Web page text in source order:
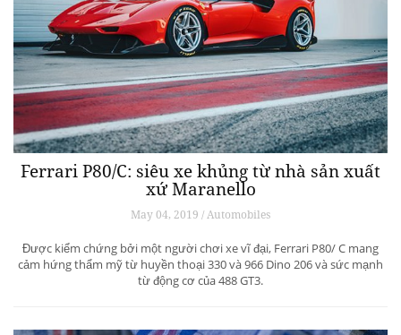
Ferrari P80/C: siêu xe khủng từ ​​nhà sản xuất
xứ Maranello
May 04, 2019 / Automobiles
Được kiểm chứng bởi một người chơi xe vĩ đại, Ferrari P80/ C mang
cảm hứng thẩm mỹ từ huyền thoại 330 và 966 Dino 206 và sức mạnh
từ động cơ của 488 GT3.